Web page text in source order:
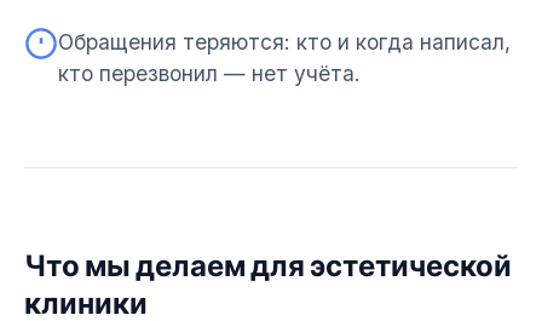
Обращения теряются: кто и когда написал,
кто перезвонил — нет учёта.
Что мы делаем для эстетической
клиники